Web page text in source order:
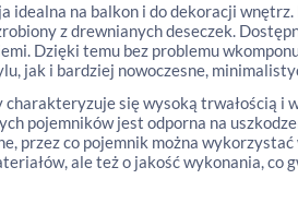
idealna na balkon i do dekoracji
z drewnianych deseczek.
Dzięki temu bez problemu
jak i bardziej nowoczesne,
się wysoką trwałością i
pojemników jest odporna na
przez co pojemnik można
ale też o jakość wykonania, co